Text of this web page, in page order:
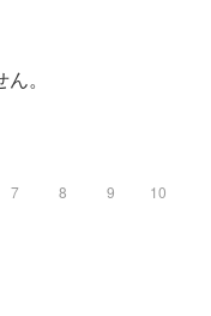
。
7 8 9 10